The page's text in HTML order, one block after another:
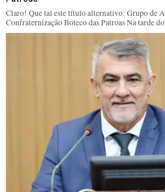
Claro! Que tal este título alternativo: Grupo de
Confraternização Boteco das Patroas Na tarde